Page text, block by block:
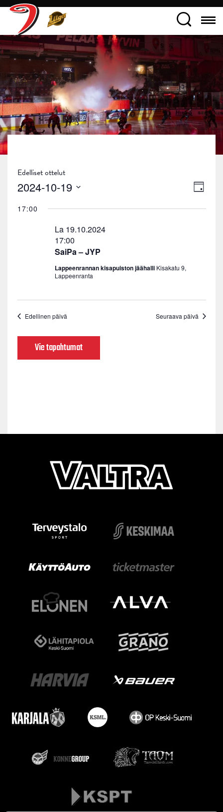
Edelliset ottelut
Päivä
2024-10-19
päivä.
17:00
SaiPa – JYP
La 19.10.2024
17:00
Lappeenrannan kisapuiston jäähalli Kisakatu 9,
Lappeenranta
Edellinen päivä Seuraava päivä
Vie tapahtumat